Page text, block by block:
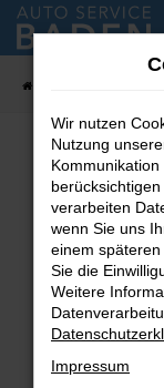
Zum
Hauptinhalt
Fehler:
Beim Laden
Hier sind ein
Überprüfe
Laden
Wir nutzen
Nutzung
verarbeiten
wenn Sie uns
einem
Sie die
Weitere
Impressum